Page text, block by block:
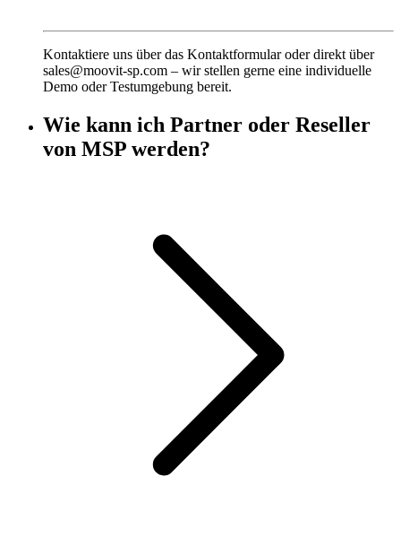
Kontaktiere uns über das Kontaktformular oder direkt über
sales@moovit-sp.com – wir stellen gerne eine individuelle
Demo oder Testumgebung bereit.
Wie kann ich Partner oder Reseller
von MSP werden?